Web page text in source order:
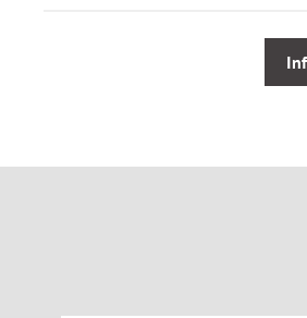
in kritischen Situationen
mithilfe von »Anti-Ärger-